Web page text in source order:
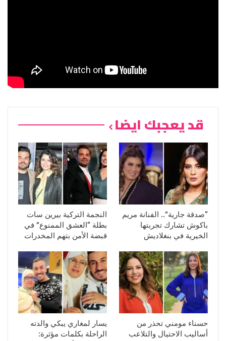
قد يعجبك ايضا
“صدقة جارية”.. الفنانة مريم
باكوش تشارك تجربتها
الخيرية في بنغلاديش
النجمة التركية بيرين سات
بطلة “العشق الممنوع” في
قبضة الأمن بتهم المخدرات
حسناء مومني تحذر من
أساليب الاحتيال والتلاعب
يسار لمغاري يبكي والدته
الراحلة بكلمات مؤثرة: